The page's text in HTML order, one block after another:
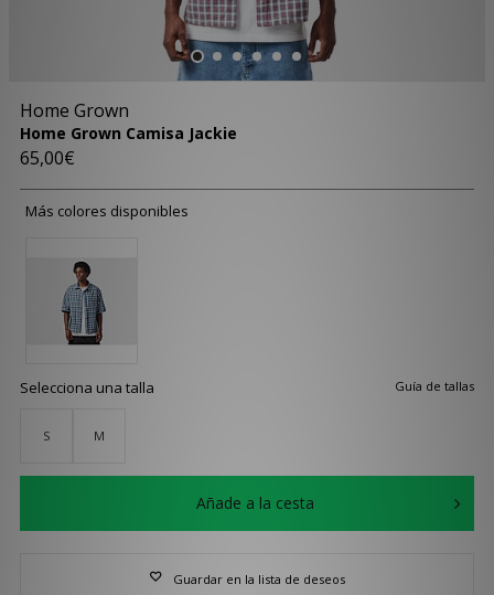
Home Grown
Home Grown Camisa Jackie
65,00€
Más colores disponibles
Guía de tallas
Selecciona una talla
S M
Añade a la cesta
Guardar en la lista de deseos